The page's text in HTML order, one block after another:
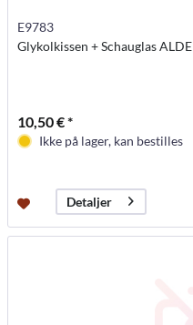
E9783
Glykolkissen + Schauglas ALDE
10,50 € *
Ikke på lager, kan bestilles
Detaljer